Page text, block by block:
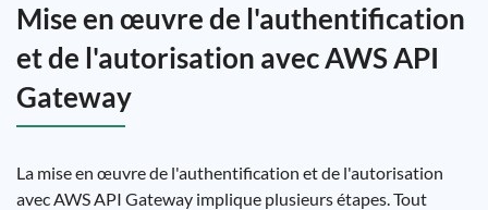
Mise en œuvre de l'authentification
et de l'autorisation avec AWS API
Gateway
La mise en œuvre de l'authentification et de l'autorisation
avec AWS API Gateway implique plusieurs étapes. Tout